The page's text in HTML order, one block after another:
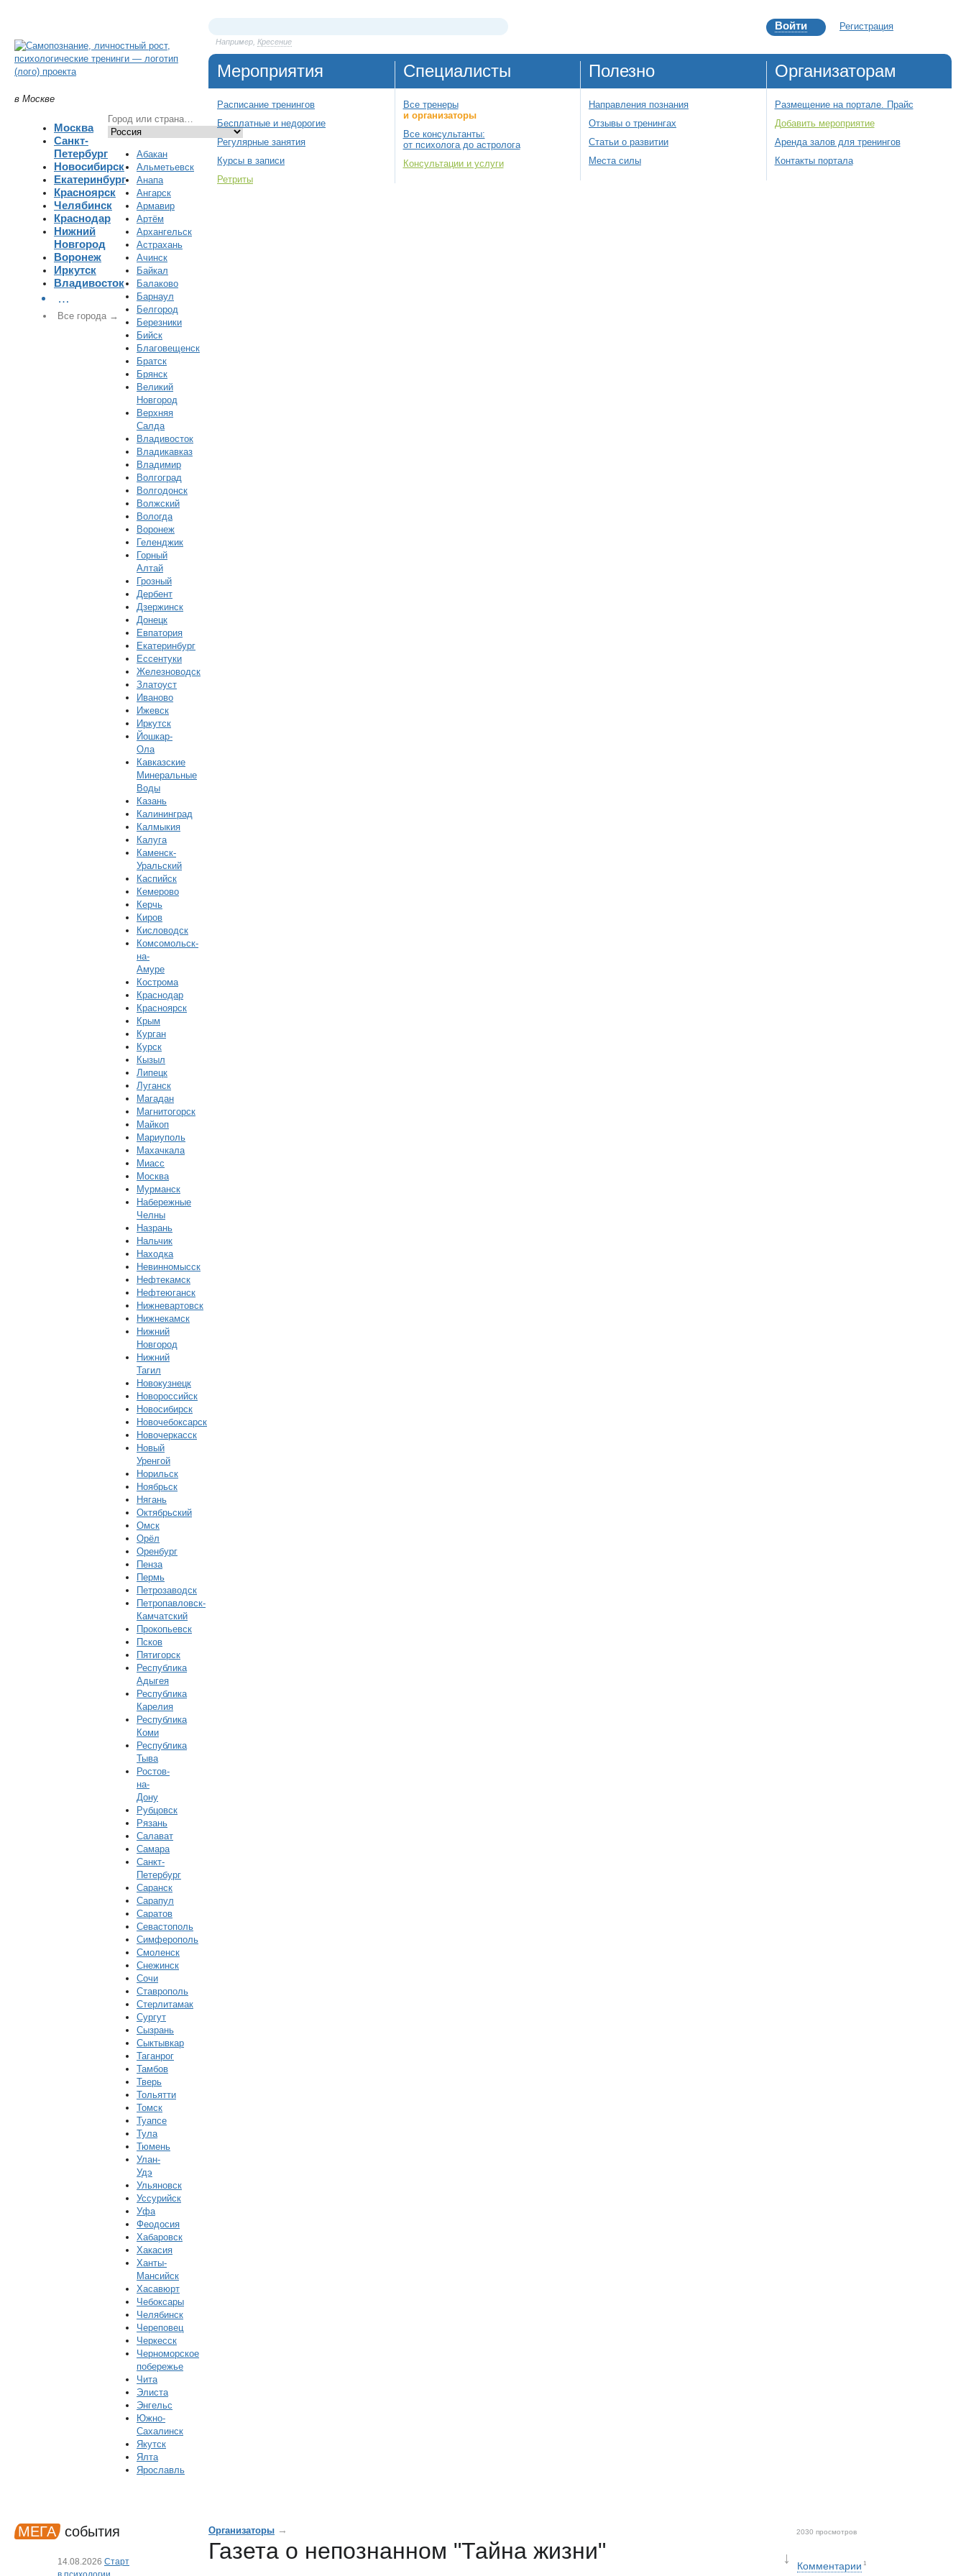
в Москве
Москва
Санкт-
Петербург
Новосибирск
Екатеринбург
Красноярск
Челябинск
Краснодар
Нижний
Новгород
Воронеж
Иркутск
Владивосток
…
Все города →
Абакан
Альметьевск
Анапа
Ангарск
Армавир
Артём
Архангельск
Астрахань
Ачинск
Байкал
Балаково
Барнаул
Белгород
Березники
Бийск
Благовещенск
Братск
Брянск
Великий
Новгород
Верхняя
Салда
Владивосток
Владикавказ
Владимир
Волгоград
Волгодонск
Волжский
Вологда
Воронеж
Геленджик
Горный
Алтай
Грозный
Дербент
Дзержинск
Донецк
Евпатория
Екатеринбург
Ессентуки
Железноводск
Златоуст
Иваново
Ижевск
Иркутск
Йошкар-
Ола
Кавказские
Минеральные
Воды
Казань
Калининград
Калмыкия
Калуга
Каменск-
Уральский
Каспийск
Кемерово
Керчь
Киров
Кисловодск
Комсомольск-
на-
Амуре
Кострома
Краснодар
Красноярск
Крым
Курган
Курск
Кызыл
Липецк
Луганск
Магадан
Магнитогорск
Майкоп
Мариуполь
Махачкала
Миасс
Москва
Мурманск
Набережные
Челны
Назрань
Нальчик
Находка
Невинномысск
Нефтекамск
Нефтеюганск
Нижневартовск
Нижнекамск
Нижний
Новгород
Нижний
Тагил
Новокузнецк
Новороссийск
Новосибирск
Новочебоксарск
Новочеркасск
Новый
Уренгой
Норильск
Ноябрьск
Нягань
Октябрьский
Омск
Орёл
Оренбург
Пенза
Пермь
Петрозаводск
Петропавловск-
Камчатский
Прокопьевск
Псков
Пятигорск
Республика
Адыгея
Республика
Карелия
Республика
Коми
Республика
Тыва
Ростов-
на-
Дону
Рубцовск
Рязань
Салават
Самара
Санкт-
Петербург
Саранск
Сарапул
Саратов
Севастополь
Симферополь
Смоленск
Снежинск
Сочи
Ставрополь
Стерлитамак
Сургут
Сызрань
Сыктывкар
Таганрог
Тамбов
Тверь
Тольятти
Томск
Туапсе
Тула
Тюмень
Улан-
Удэ
Ульяновск
Уссурийск
Уфа
Феодосия
Хабаровск
Хакасия
Ханты-
Мансийск
Хасавюрт
Чебоксары
Челябинск
Череповец
Черкесск
Черноморское
побережье
Чита
Элиста
Энгельс
Южно-
Сахалинск
Якутск
Ялта
Ярославль
Например, Кресение
Войти Регистрация
Мероприятия
Расписание тренингов
Бесплатные и недорогие
Регулярные занятия
Курсы в записи
Ретриты
Специалисты
Все тренеры
и организаторы
Все консультанты:
от психолога до астролога
Консультации и услуги
Полезно
Направления познания
Отзывы о тренингах
Статьи о развитии
Места силы
Организаторам
Размещение на портале. Прайс
Добавить мероприятие
Аренда залов для тренингов
Контакты портала
↓ Комментарии 1
Организаторы →
Газета о непознанном "Тайна жизни"
2030 просмотров
МЕГА события
14.08.2026 Старт